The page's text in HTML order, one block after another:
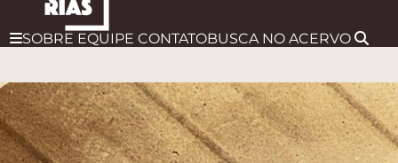
SOBRE EQUIPE CONTATOBUSCA NO ACERVO